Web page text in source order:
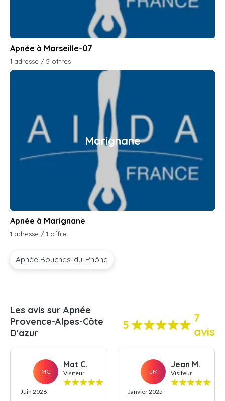
Apnée à Marseille-07
1 adresse / 5 offres
Marignane
Apnée à Marignane
1 adresse / 1 offre
Apnée Bouches-du-Rhône
Les avis sur Apnée
Provence-Alpes-Côte
D'azur
5
7
avis
MC
Mat C.
Visiteur
Juin 2026
JM
Jean M.
Visiteur
Janvier 2025